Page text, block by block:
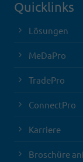
Quicklinks
Lösungen
MeDaPro
TradePro
ConnectPro
Karriere
Broschüre